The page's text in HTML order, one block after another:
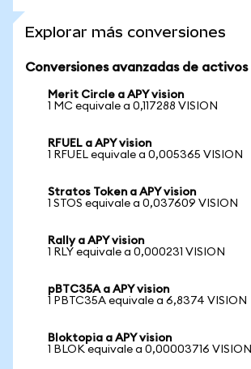
Explorar más conversiones
Conversiones avanzadas de activos
Merit Circle a APY vision
1 MC equivale a 0,117288 VISION
RFUEL a APY vision
1 RFUEL equivale a 0,005365 VISION
Stratos Token a APY vision
1 STOS equivale a 0,037609 VISION
Rally a APY vision
1 RLY equivale a 0,000231 VISION
pBTC35A a APY vision
1 PBTC35A equivale a 6,8374 VISION
Bloktopia a APY vision
1 BLOK equivale a 0,00003716 VISION